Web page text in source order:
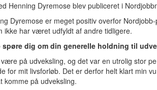
Henning Dyremose blev publiceret i
Dyremose er meget positiv overfor
ikke har været udfyldt af andre tidligere.
spøre dig om din generelle holdning til
på udveksling, og det var en utrolig stor
for mit livsforløb. Det er derfor helt klart min
komme på udveksling.